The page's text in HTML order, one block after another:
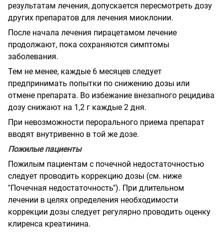
результатам лечения, допускается пересмотреть дозу
других препаратов для лечения миоклонии.
После начала лечения пирацетамом лечение
продолжают, пока сохраняются симптомы
заболевания.
Тем не менее, каждые 6 месяцев следует
предпринимать попытки по снижению дозы или
отмене препарата. Во избежание внезапного рецидива
дозу снижают на 1,2 г каждые 2 дня.
При невозможности перорального приема препарат
вводят внутривенно в той же дозе.
Пожилые пациенты
Пожилым пациентам с почечной недостаточностью
следует проводить коррекцию дозы (см. ниже
"Почечная недостаточность"). При длительном
лечении в целях определения необходимости
коррекции дозы следует регулярно проводить оценку
клиренса креатинина.